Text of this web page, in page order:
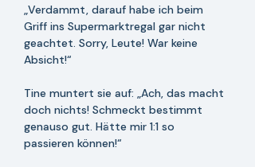
„Verdammt, darauf habe ich beim
Griff ins Supermarktregal gar nicht
geachtet. Sorry, Leute! War keine
Absicht!“
Tine muntert sie auf: „Ach, das macht
doch nichts! Schmeckt bestimmt
genauso gut. Hätte mir 1:1 so
passieren können!“